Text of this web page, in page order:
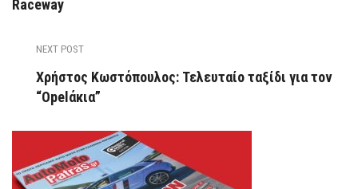
Raceway
NEXT POST
Χρήστος Κωστόπουλος: Τελευταίο ταξίδι για τον
“Opelάκια”